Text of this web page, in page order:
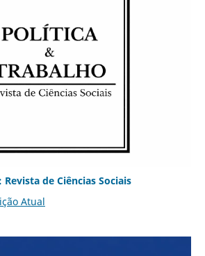
de Ciências Sociais
Atual